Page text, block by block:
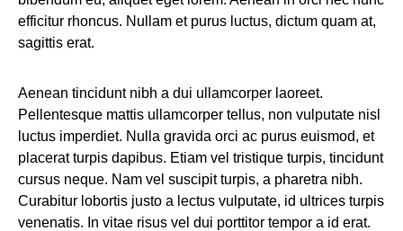
efficitur rhoncus. Nullam et purus luctus, dictum quam at,
sagittis erat.
Aenean tincidunt nibh a dui ullamcorper laoreet.
Pellentesque mattis ullamcorper tellus, non vulputate nisl
luctus imperdiet. Nulla gravida orci ac purus euismod, et
placerat turpis dapibus. Etiam vel tristique turpis, tincidunt
cursus neque. Nam vel suscipit turpis, a pharetra nibh.
Curabitur lobortis justo a lectus vulputate, id ultrices turpis
venenatis. In vitae risus vel dui porttitor tempor a id erat.